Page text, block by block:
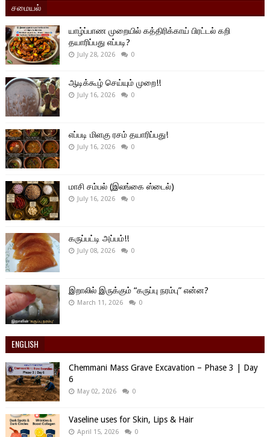
சமையல்
யாழ்ப்பாண முறையில் கத்திரிக்காய் பிரட்டல் கறி
தயாரிப்பது எப்படி?
July 28, 2026 0
ஆடிக்கூழ் செய்யும் முறை!!
July 16, 2026 0
எப்படி மிளகு ரசம் தயாரிப்பது!
July 16, 2026 0
மாசி சம்பல் (இலங்கை ஸ்டைல்)
July 16, 2026 0
கருப்பட்டி அப்பம்!!
July 08, 2026 0
இறாலில் இருக்கும் “கருப்பு நரம்பு” என்ன?
March 11, 2026 0
ENGLISH
Chemmani Mass Grave Excavation – Phase 3 | Day
6
May 02, 2026 0
Vaseline uses for Skin, Lips & Hair
April 15, 2026 0